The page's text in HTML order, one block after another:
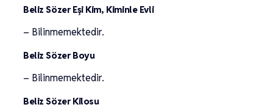
Beliz Sözer Eşi Kim, Kiminle Evli
– Bilinmemektedir.
Beliz Sözer Boyu
– Bilinmemektedir.
Beliz Sözer Kilosu